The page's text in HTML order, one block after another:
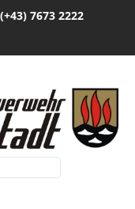
(+43) 7673 2222